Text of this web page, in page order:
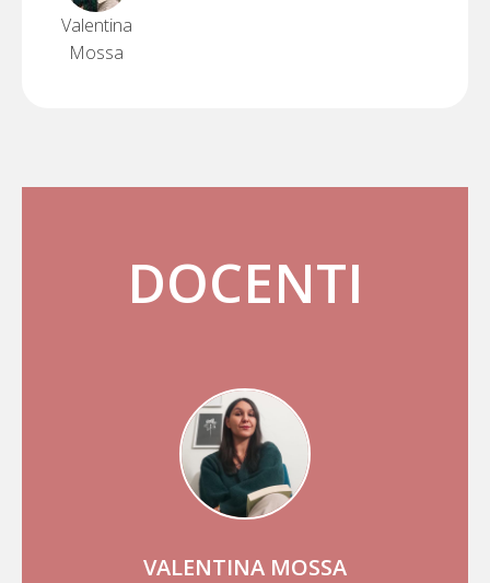
Valentina
Mossa
DOCENTI
VALENTINA MOSSA